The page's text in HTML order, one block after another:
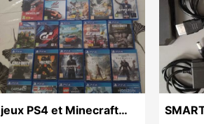
jeux PS4 et Minecraft